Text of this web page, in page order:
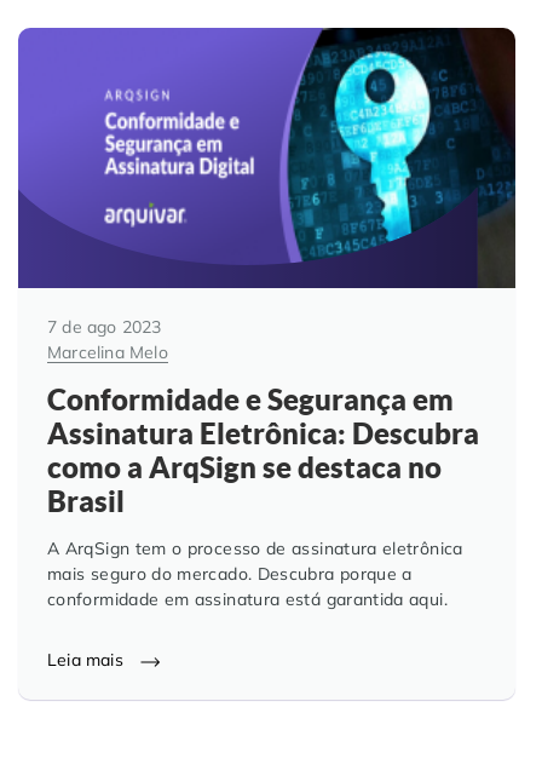
7 de ago 2023
Marcelina Melo
Conformidade e Segurança em
Assinatura Eletrônica: Descubra
como a ArqSign se destaca no
Brasil
A ArqSign tem o processo de assinatura eletrônica
mais seguro do mercado. Descubra porque a
conformidade em assinatura está garantida aqui.
Leia mais